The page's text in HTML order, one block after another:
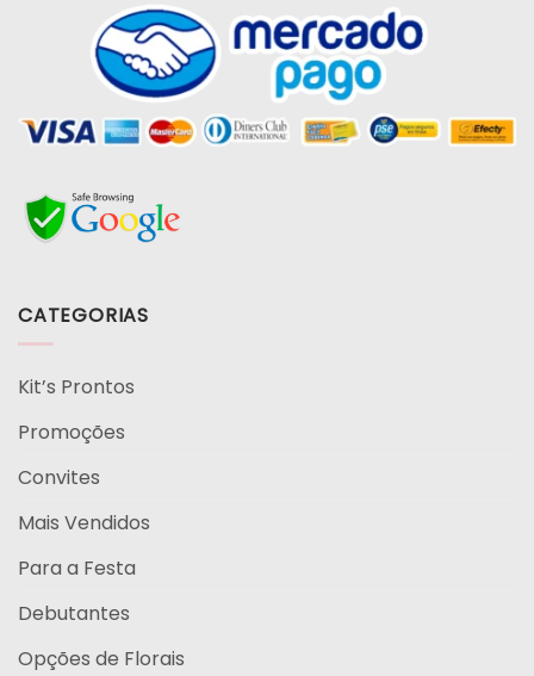
CATEGORIAS
Kit’s Prontos
Promoções
Convites
Mais Vendidos
Para a Festa
Debutantes
Opções de Florais